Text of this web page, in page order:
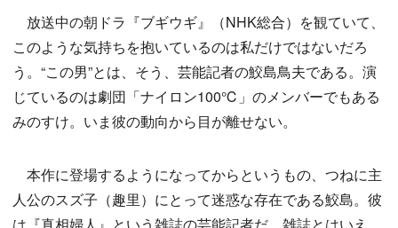
放送中の朝ドラ『ブギウギ』（NHK総合）を観ていて、
このような気持ちを抱いているのは私だけではないだろ
う。“この男”とは、そう、芸能記者の鮫島鳥夫である。演
じているのは劇団「ナイロン100℃」のメンバーでもある
みのすけ。いま彼の動向から目が離せない。
本作に登場するようになってからというもの、つねに主
人公のスズ子（趣里）にとって迷惑な存在である鮫島。彼